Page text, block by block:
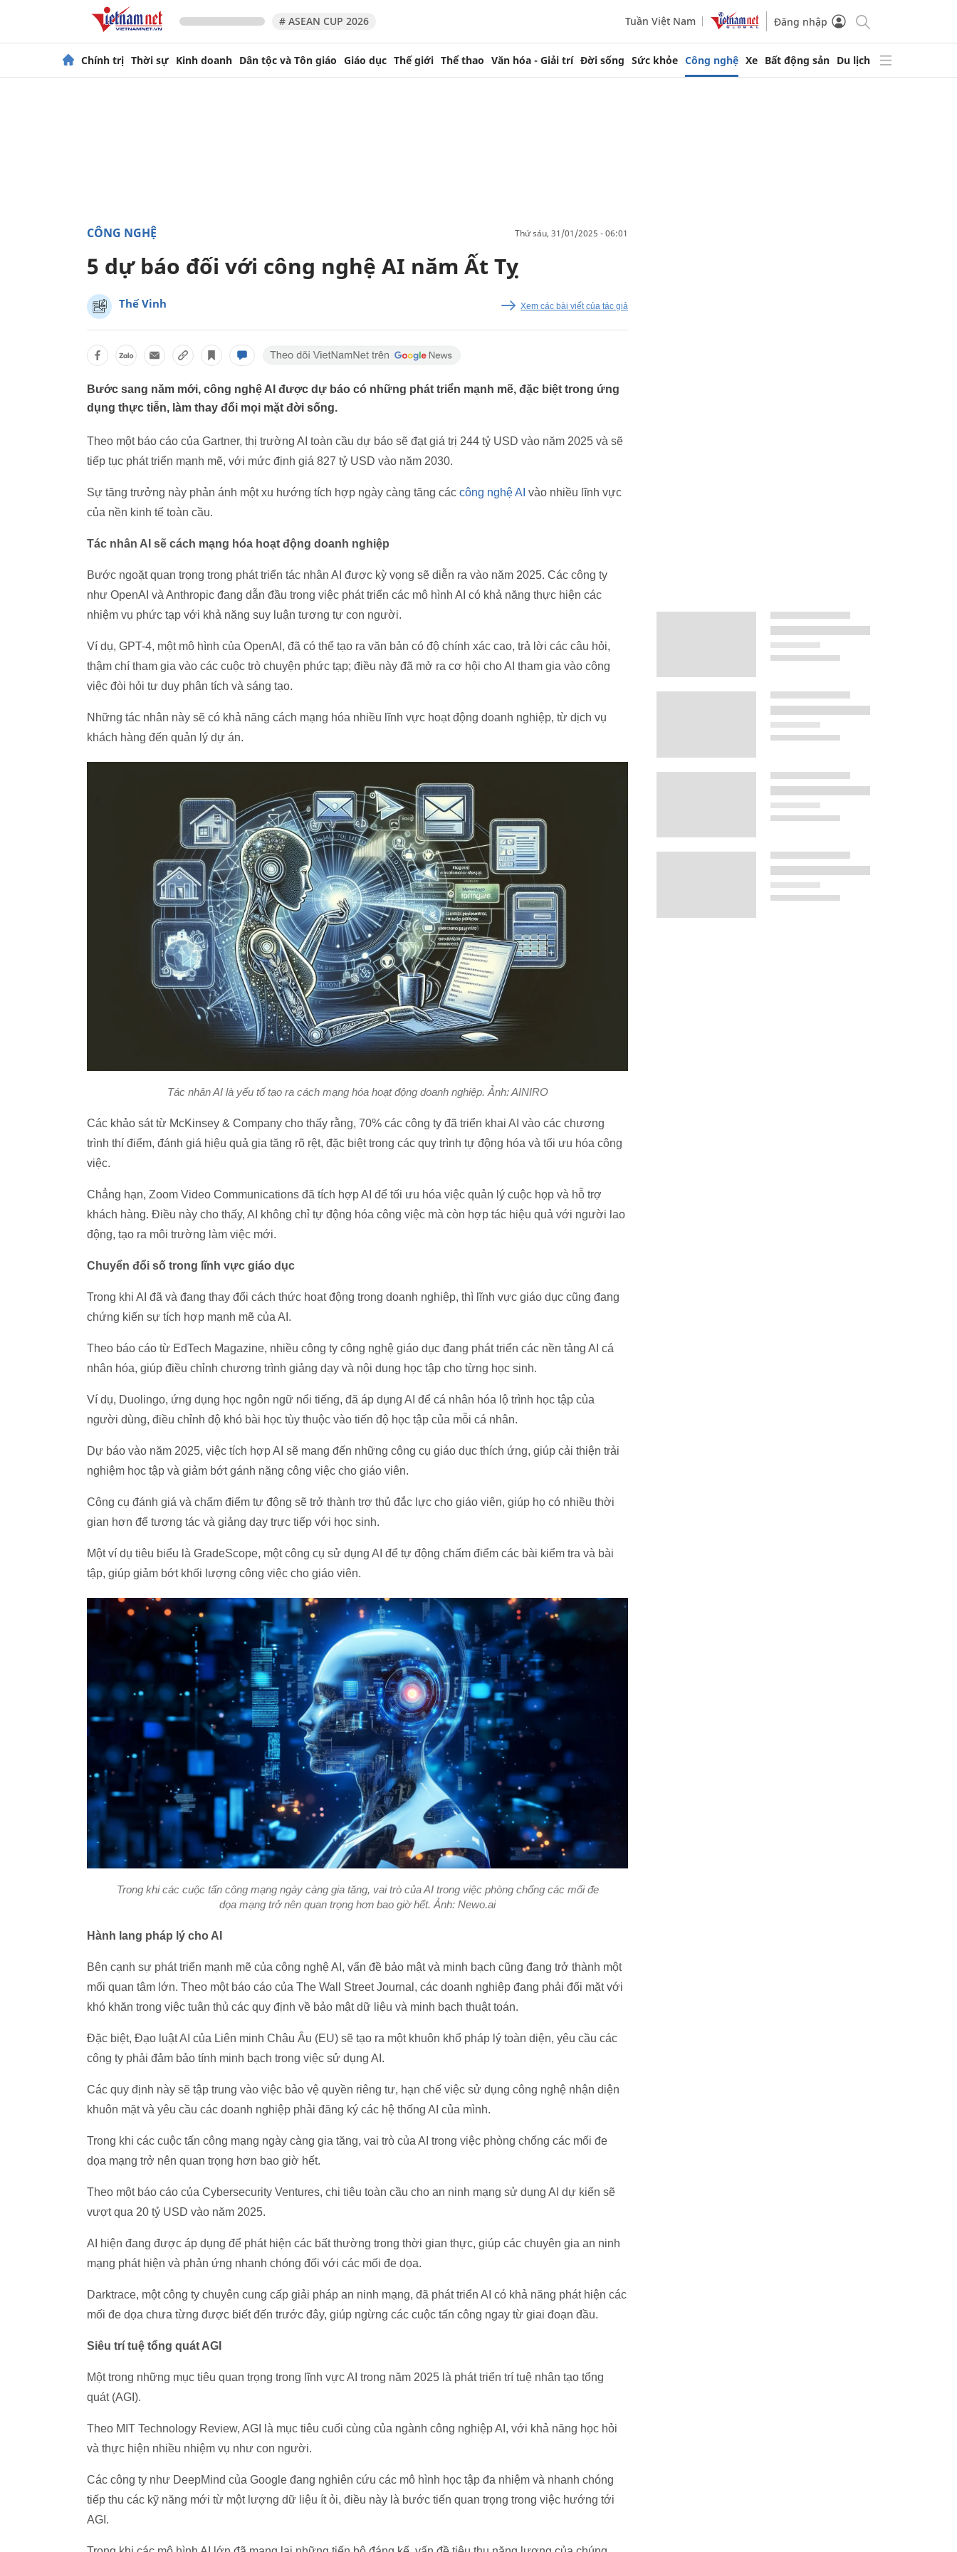
# ASEAN CUP 2026 Tuần Việt Nam Đăng nhập
Chính trị Thời sự Kinh doanh Dân tộc và Tôn giáo Giáo dục Thế giới Thể thao Văn hóa - Giải trí Đời sống Sức khỏe Công nghệ Xe Bất động sản Du lịch
CÔNG NGHỆ thứ sáu, 31/01/2025 - 06:01
5 dự báo đối với công nghệ AI năm Ất Tỵ
Thế Vinh Xem các bài viết của tác giả
Bước sang năm mới, công nghệ AI được dự báo có những phát triển mạnh mẽ, đặc biệt trong ứng
dụng thực tiễn, làm thay đổi mọi mặt đời sống.
Theo một báo cáo của Gartner, thị trường AI toàn cầu dự báo sẽ đạt giá trị 244 tỷ USD vào năm 2025 và sẽ
tiếp tục phát triển mạnh mẽ, với mức định giá 827 tỷ USD vào năm 2030.
Sự tăng trưởng này phản ánh một xu hướng tích hợp ngày càng tăng các công nghệ AI vào nhiều lĩnh vực
của nền kinh tế toàn cầu.
Tác nhân AI sẽ cách mạng hóa hoạt động doanh nghiệp
Bước ngoặt quan trọng trong phát triển tác nhân AI được kỳ vọng sẽ diễn ra vào năm 2025. Các công ty
như OpenAI và Anthropic đang dẫn đầu trong việc phát triển các mô hình AI có khả năng thực hiện các
nhiệm vụ phức tạp với khả năng suy luận tương tự con người.
Ví dụ, GPT-4, một mô hình của OpenAI, đã có thể tạo ra văn bản có độ chính xác cao, trả lời các câu hỏi,
thậm chí tham gia vào các cuộc trò chuyện phức tạp; điều này đã mở ra cơ hội cho AI tham gia vào công
việc đòi hỏi tư duy phân tích và sáng tạo.
Những tác nhân này sẽ có khả năng cách mạng hóa nhiều lĩnh vực hoạt động doanh nghiệp, từ dịch vụ
khách hàng đến quản lý dự án.
Tác nhân AI là yếu tố tạo ra cách mạng hóa hoạt động doanh nghiệp. Ảnh: AINIRO
Các khảo sát từ McKinsey & Company cho thấy rằng, 70% các công ty đã triển khai AI vào các chương
trình thí điểm, đánh giá hiệu quả gia tăng rõ rệt, đặc biệt trong các quy trình tự động hóa và tối ưu hóa công
việc.
Chẳng hạn, Zoom Video Communications đã tích hợp AI để tối ưu hóa việc quản lý cuộc họp và hỗ trợ
khách hàng. Điều này cho thấy, AI không chỉ tự động hóa công việc mà còn hợp tác hiệu quả với người lao
động, tạo ra môi trường làm việc mới.
Chuyển đổi số trong lĩnh vực giáo dục
Trong khi AI đã và đang thay đổi cách thức hoạt động trong doanh nghiệp, thì lĩnh vực giáo dục cũng đang
chứng kiến sự tích hợp mạnh mẽ của AI.
Theo báo cáo từ EdTech Magazine, nhiều công ty công nghệ giáo dục đang phát triển các nền tảng AI cá
nhân hóa, giúp điều chỉnh chương trình giảng dạy và nội dung học tập cho từng học sinh.
Ví dụ, Duolingo, ứng dụng học ngôn ngữ nổi tiếng, đã áp dụng AI để cá nhân hóa lộ trình học tập của
người dùng, điều chỉnh độ khó bài học tùy thuộc vào tiến độ học tập của mỗi cá nhân.
Dự báo vào năm 2025, việc tích hợp AI sẽ mang đến những công cụ giáo dục thích ứng, giúp cải thiện trải
nghiệm học tập và giảm bớt gánh nặng công việc cho giáo viên.
Công cụ đánh giá và chấm điểm tự động sẽ trở thành trợ thủ đắc lực cho giáo viên, giúp họ có nhiều thời
gian hơn để tương tác và giảng dạy trực tiếp với học sinh.
Một ví dụ tiêu biểu là GradeScope, một công cụ sử dụng AI để tự động chấm điểm các bài kiểm tra và bài
tập, giúp giảm bớt khối lượng công việc cho giáo viên.
Trong khi các cuộc tấn công mạng ngày càng gia tăng, vai trò của AI trong việc phòng chống các mối đe
dọa mạng trở nên quan trọng hơn bao giờ hết. Ảnh: Newo.ai
Hành lang pháp lý cho AI
Bên cạnh sự phát triển mạnh mẽ của công nghệ AI, vấn đề bảo mật và minh bạch cũng đang trở thành một
mối quan tâm lớn. Theo một báo cáo của The Wall Street Journal, các doanh nghiệp đang phải đối mặt với
khó khăn trong việc tuân thủ các quy định về bảo mật dữ liệu và minh bạch thuật toán.
Đặc biệt, Đạo luật AI của Liên minh Châu Âu (EU) sẽ tạo ra một khuôn khổ pháp lý toàn diện, yêu cầu các
công ty phải đảm bảo tính minh bạch trong việc sử dụng AI.
Các quy định này sẽ tập trung vào việc bảo vệ quyền riêng tư, hạn chế việc sử dụng công nghệ nhận diện
khuôn mặt và yêu cầu các doanh nghiệp phải đăng ký các hệ thống AI của mình.
Trong khi các cuộc tấn công mạng ngày càng gia tăng, vai trò của AI trong việc phòng chống các mối đe
dọa mạng trở nên quan trọng hơn bao giờ hết.
Theo một báo cáo của Cybersecurity Ventures, chi tiêu toàn cầu cho an ninh mạng sử dụng AI dự kiến sẽ
vượt qua 20 tỷ USD vào năm 2025.
AI hiện đang được áp dụng để phát hiện các bất thường trong thời gian thực, giúp các chuyên gia an ninh
mạng phát hiện và phản ứng nhanh chóng đối với các mối đe dọa.
Darktrace, một công ty chuyên cung cấp giải pháp an ninh mạng, đã phát triển AI có khả năng phát hiện các
mối đe dọa chưa từng được biết đến trước đây, giúp ngừng các cuộc tấn công ngay từ giai đoạn đầu.
Siêu trí tuệ tổng quát AGI
Một trong những mục tiêu quan trọng trong lĩnh vực AI trong năm 2025 là phát triển trí tuệ nhân tạo tổng
quát (AGI).
Theo MIT Technology Review, AGI là mục tiêu cuối cùng của ngành công nghiệp AI, với khả năng học hỏi
và thực hiện nhiều nhiệm vụ như con người.
Các công ty như DeepMind của Google đang nghiên cứu các mô hình học tập đa nhiệm và nhanh chóng
tiếp thu các kỹ năng mới từ một lượng dữ liệu ít ỏi, điều này là bước tiến quan trọng trong việc hướng tới
AGI.